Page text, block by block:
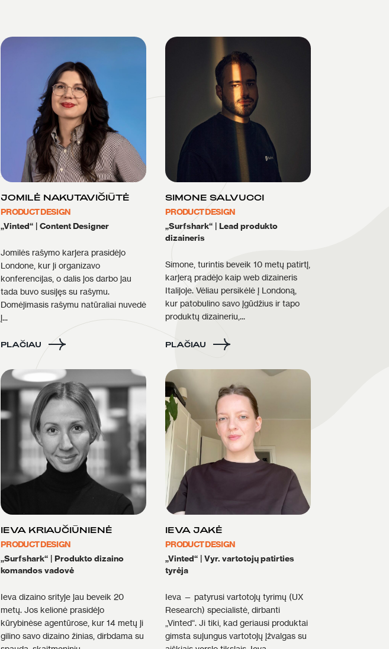
JOMILĖ NAKUTAVIČIŪTĖ
PRODUCT DESIGN
„Vinted“ | Content Designer
Jomilės rašymo karjera prasidėjo
Londone, kur ji organizavo
konferencijas, o dalis jos darbo jau
tada buvo susijęs su rašymu.
Domėjimasis rašymu natūraliai nuvedė
į...
PLAČIAU
SIMONE SALVUCCI
PRODUCT DESIGN
„Surfshark“ | Lead produkto
dizaineris
Simone, turintis beveik 10 metų patirtį,
karjerą pradėjo kaip web dizaineris
Italijoje. Vėliau persikėlė į Londoną,
kur patobulino savo įgūdžius ir tapo
produktų dizaineriu,...
PLAČIAU
IEVA KRIAUČIŪNIENĖ
PRODUCT DESIGN
„Surfshark“ | Produkto dizaino
komandos vadovė
Ieva dizaino srityje jau beveik 20
metų. Jos kelionė prasidėjo
kūrybinėse agentūrose, kur 14 metų ji
gilino savo dizaino žinias, dirbdama su
IEVA JAKĖ
PRODUCT DESIGN
„Vinted“
Vyr. vartotojų patirties
tyrėja
Ieva — patyrusi vartotojų tyrimų (UX
Research) specialistė, dirbanti
„Vinted“. Ji tiki, kad geriausi produktai
gimsta sujungus vartotojų įžvalgas su